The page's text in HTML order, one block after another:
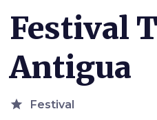
Festival
Antigua
star Festival